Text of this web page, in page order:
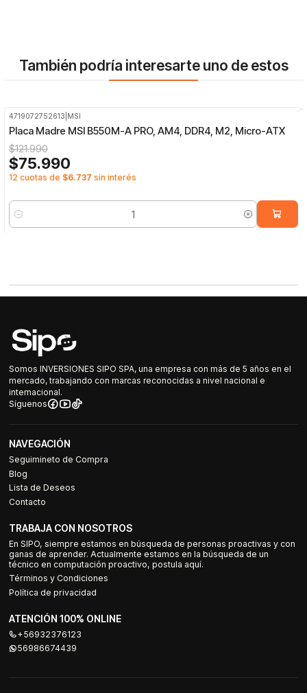
También podría interesarte uno de estos
4719072752613 MSI
Placa Madre MSI B550M-A PRO, AM4, DDR4, M2, Micro-ATX
$121.990
$75.990
12 cuotas de $6.737 sin interés
Cantidad
Somos INVERSIONES SIPO SPA, una empresa con más de 5 años en el
mercado, trabajando con marcas reconocidas a nivel nacional e
internacional.
Síguenos
NAVEGACIÓN
Seguimineto de Compra
Blog
Lista de Deseos
Contacto
TRABAJA CON NOSOTROS
En SIPO, siempre estamos en búsqueda de personas proactivas y con
ganas de aprender. Actualmente estamos en la búsqueda de un
técnico en computación proactivo, postula aquí.
Términos y Condiciones
Política de privacidad
ATENCIÓN 100% ONLINE
+56932376123
56986674439